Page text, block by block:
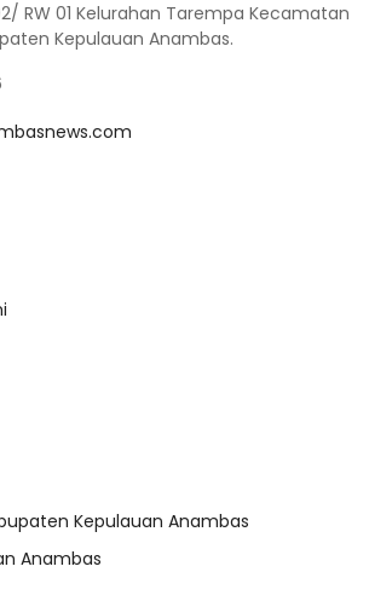
RW 01 Kelurahan Tarempa Kecamatan
Kepulauan Anambas.
Kepulauan Anambas
Anambas